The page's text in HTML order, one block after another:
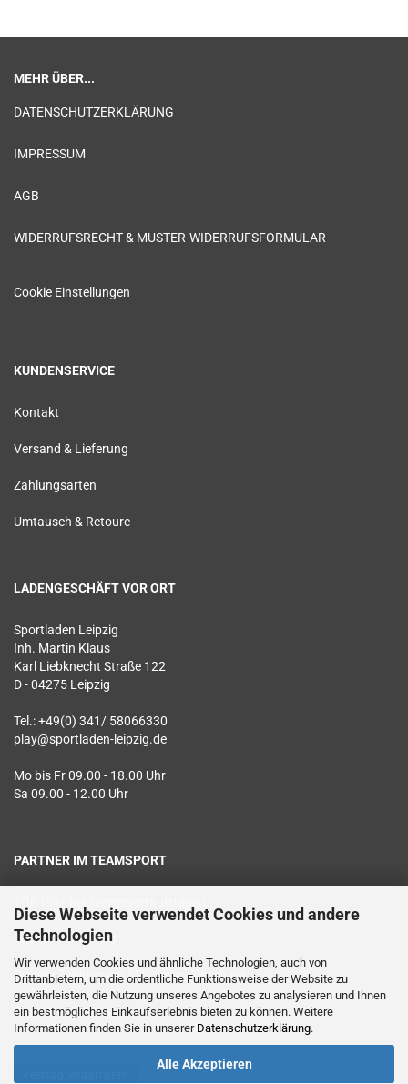
Diese Webseite verwendet Cookies und andere
Technologien
Wir verwenden Cookies und ähnliche Technologien, auch von
Drittanbietern, um die ordentliche Funktionsweise der Website zu
gewährleisten, die Nutzung unseres Angebotes zu analysieren und Ihnen
ein bestmögliches Einkaufserlebnis bieten zu können. Weitere
Informationen finden Sie in unserer Datenschutzerklärung.
Alle Akzeptieren
MEHR ÜBER...
DATENSCHUTZERKLÄRUNG
IMPRESSUM
AGB
WIDERRUFSRECHT & MUSTER-WIDERRUFSFORMULAR
Cookie Einstellungen
KUNDENSERVICE
Kontakt
Versand & Lieferung
Zahlungsarten
Umtausch & Retoure
LADENGESCHÄFT VOR ORT
Sportladen Leipzig
Inh. Martin Klaus
Karl Liebknecht Straße 122
D - 04275 Leipzig
Tel.: +49(0) 341/ 58066330
play@sportladen-leipzig.de
Mo bis Fr 09.00 - 18.00 Uhr
Sa 09.00 - 12.00 Uhr
PARTNER IM TEAMSPORT
Textildruck vor Ort
Sichere Zahlung mit SSL Verschlüsselung
Geprüfter Datenschutz